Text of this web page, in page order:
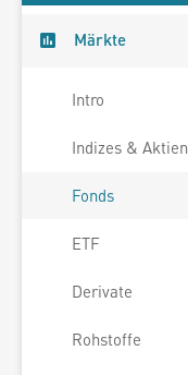
Märkte
Intro
Indizes & Aktien
Fonds
ETF
Derivate
Rohstoffe